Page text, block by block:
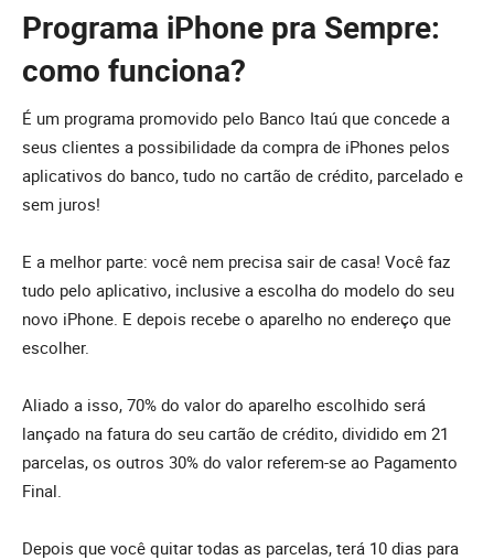
Programa iPhone pra Sempre:
como funciona?
É um programa promovido pelo Banco Itaú que concede a
seus clientes a possibilidade da compra de iPhones pelos
aplicativos do banco, tudo no cartão de crédito, parcelado e
sem juros!
E a melhor parte: você nem precisa sair de casa! Você faz
tudo pelo aplicativo, inclusive a escolha do modelo do seu
novo iPhone. E depois recebe o aparelho no endereço que
escolher.
Aliado a isso, 70% do valor do aparelho escolhido será
lançado na fatura do seu cartão de crédito, dividido em 21
parcelas, os outros 30% do valor referem-se ao Pagamento
Final.
Depois que você quitar todas as parcelas, terá 10 dias para